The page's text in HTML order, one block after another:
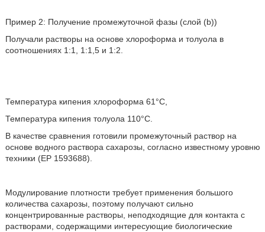
Пример 2: Получение промежуточной фазы (слой (b))
Получали растворы на основе хлороформа и толуола в
соотношениях 1:1, 1:1,5 и 1:2.
Температура кипения хлороформа 61°С,
Температура кипения толуола 110°С.
В качестве сравнения готовили промежуточный раствор на
основе водного раствора сахарозы, согласно известному уровню
техники (ЕР 1593688).
Модулирование плотности требует применения большого
количества сахарозы, поэтому получают сильно
концентрированные растворы, неподходящие для контакта с
растворами, содержащими интересующие биологические